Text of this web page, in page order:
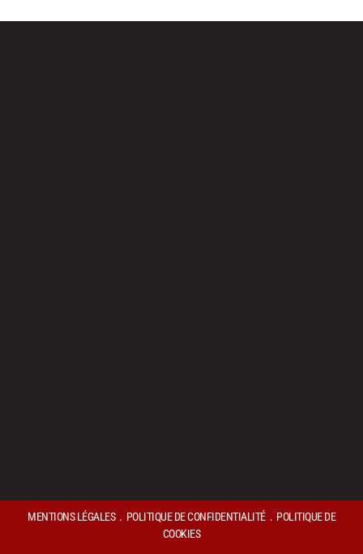
MENTIONS LÉGALES. POLITIQUE DE CONFIDENTIALITÉ. POLITIQUE DE
COOKIES